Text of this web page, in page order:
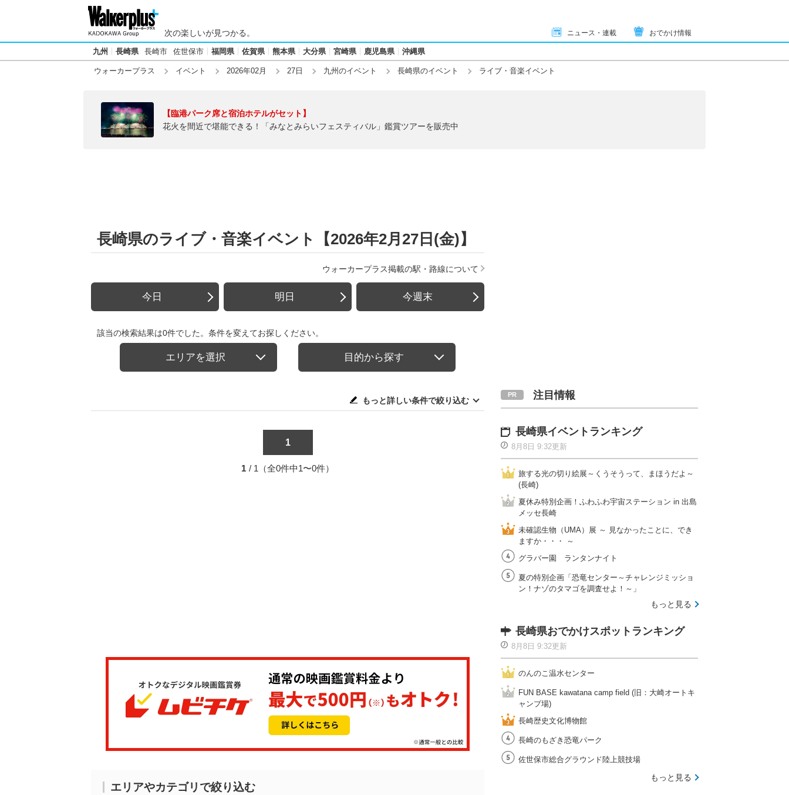
次の楽しいが見つかる。 ニュース・連載 おでかけ情報
九州 長崎県 長崎市 佐世保市 福岡県 佐賀県 熊本県 大分県 宮崎県 鹿児島県 沖縄県
ウォーカープラス イベント 2026年02月 27日 九州のイベント 長崎県のイベント ライブ・音楽イベント
【臨港パーク席と宿泊ホテルがセット】
花火を間近で堪能できる！「みなとみらいフェスティバル」鑑賞ツアーを販売中
長崎県のライブ・音楽イベント【2026年2月27日(金)】
ウォーカープラス掲載の駅・路線について
今日 明日 今週末
該当の検索結果は0件でした。条件を変えてお探しください。
エリアを選択 目的から探す
もっと詳しい条件で絞り込む
1
1 / 1（全0件中1〜0件）
エリアやカテゴリで絞り込む
注目情報
長崎県イベントランキング
8月8日 9:32更新
旅する光の切り絵展～くうそうって、まほうだよ～
(長崎)
夏休み特別企画！ふわふわ宇宙ステーション in 出島
メッセ長崎
未確認生物（UMA）展 ～ 見なかったことに、でき
ますか・・・ ～
グラバー園 ランタンナイト
夏の特別企画「恐竜センター～チャレンジミッショ
ン！ナゾのタマゴを調査せよ！～」
もっと見る
長崎県おでかけスポットランキング
8月8日 9:32更新
のんのこ温水センター
FUN BASE kawatana camp field (旧：大崎オートキ
ャンプ場)
長崎歴史文化博物館
長崎のもざき恐竜パーク
佐世保市総合グラウンド陸上競技場
もっと見る